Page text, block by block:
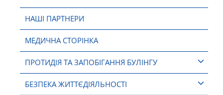
НАШІ ПАРТНЕРИ
МЕДИЧНА СТОРІНКА
ПРОТИДІЯ ТА ЗАПОБІГАННЯ БУЛІНГУ
БЕЗПЕКА ЖИТТЄДІЯЛЬНОСТІ